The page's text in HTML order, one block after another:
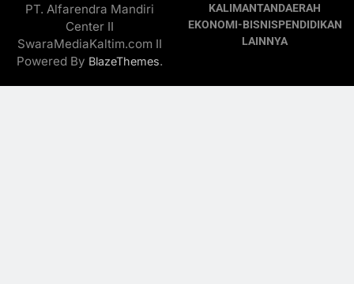
PT. Alfarendra Mandiri
Center II
SwaraMediaKaltim.com II
Powered By BlazeThemes.
KALIMANTANDAERAH
EKONOMI-BISNISPENDIDIKAN
LAINNYA